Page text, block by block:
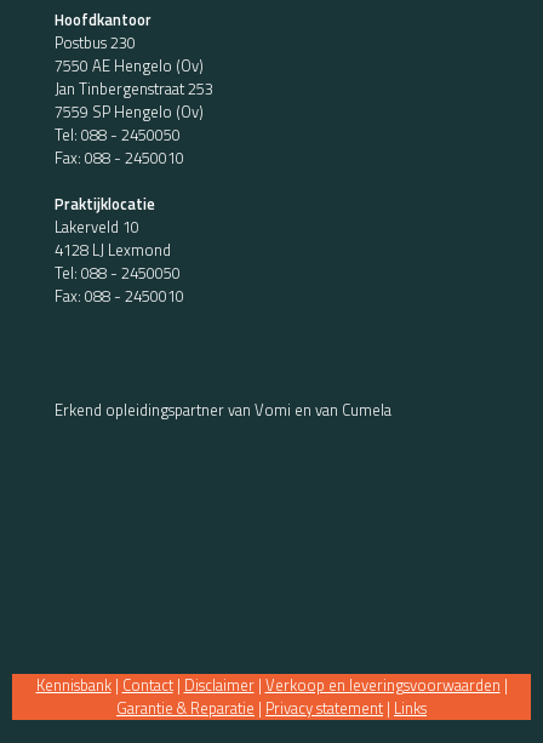
Hoofdkantoor
Postbus 230
7550 AE Hengelo (Ov)
Jan Tinbergenstraat 253
7559 SP Hengelo (Ov)
Tel: 088 - 2450050
Fax: 088 - 2450010
Praktijklocatie
Lakerveld 10
4128 LJ Lexmond
Tel: 088 - 2450050
Fax: 088 - 2450010
Erkend opleidingspartner van Vomi en van Cumela
Kennisbank| Contact| Disclaimer| Verkoop en leveringsvoorwaarden |
Garantie & Reparatie | Privacy statement | Links